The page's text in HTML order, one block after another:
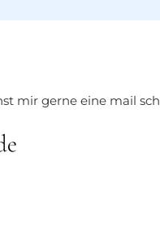
mir gerne eine mail